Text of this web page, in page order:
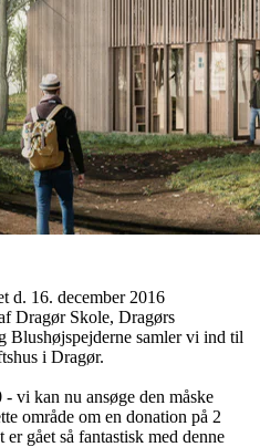
d. 16. december 2016
Dragør Skole, Dragørs
Blushøjspejderne samler vi ind til
i Dragør.
kan nu ansøge den måske
område om en donation på 2
gået så fantastisk med denne